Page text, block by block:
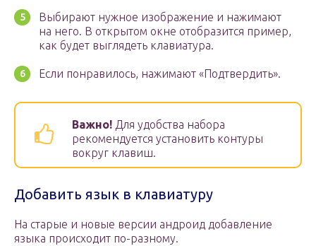
Выбирают нужное изображение и нажимают
на него. В открытом окне отобразится пример,
как будет выглядеть клавиатура.
Если понравилось, нажимают «Подтвердить».
Важно! Для удобства набора
рекомендуется установить контуры
вокруг клавиш.
Добавить язык в клавиатуру
На старые и новые версии андроид добавление
языка происходит по-разному.